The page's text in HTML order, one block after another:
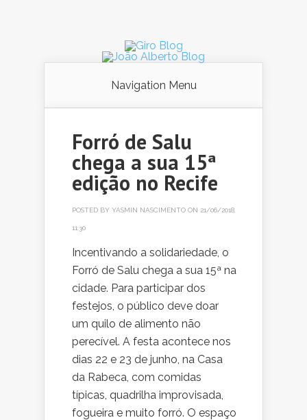
Navigation Menu
Forró de Salu
chega a sua 15ª
edição no Recife
POSTED BY YASMIN NASCIMENTO ON 21/06/2018,
11:30
Incentivando a solidariedade, o
Forró de Salu chega a sua 15ª na
cidade. Para participar dos
festejos, o público deve doar
um quilo de alimento não
perecível. A festa acontece nos
dias 22 e 23 de junho, na Casa
da Rabeca, com comidas
típicas, quadrilha improvisada,
fogueira e muito forró. O espaço